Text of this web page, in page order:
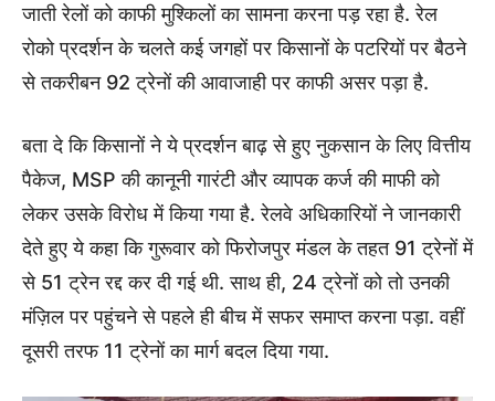
जाती रेलों को काफी मुश्किलों का सामना करना पड़ रहा है. रेल
रोको प्रदर्शन के चलते कई जगहों पर किसानों के पटरियों पर बैठने
से तकरीबन 92 ट्रेनों की आवाजाही पर काफी असर पड़ा है.
बता दे कि किसानों ने ये प्रदर्शन बाढ़ से हुए नुकसान के लिए वित्तीय
पैकेज, MSP की कानूनी गारंटी और व्यापक कर्ज की माफी को
लेकर उसके विरोध में किया गया है. रेलवे अधिकारियों ने जानकारी
देते हुए ये कहा कि गुरूवार को फिरोजपुर मंडल के तहत 91 ट्रेनों में
से 51 ट्रेन रद्द कर दी गई थी. साथ ही, 24 ट्रेनों को तो उनकी
मंज़िल पर पहुंचने से पहले ही बीच में सफर समाप्त करना पड़ा. वहीं
दूसरी तरफ 11 ट्रेनों का मार्ग बदल दिया गया.